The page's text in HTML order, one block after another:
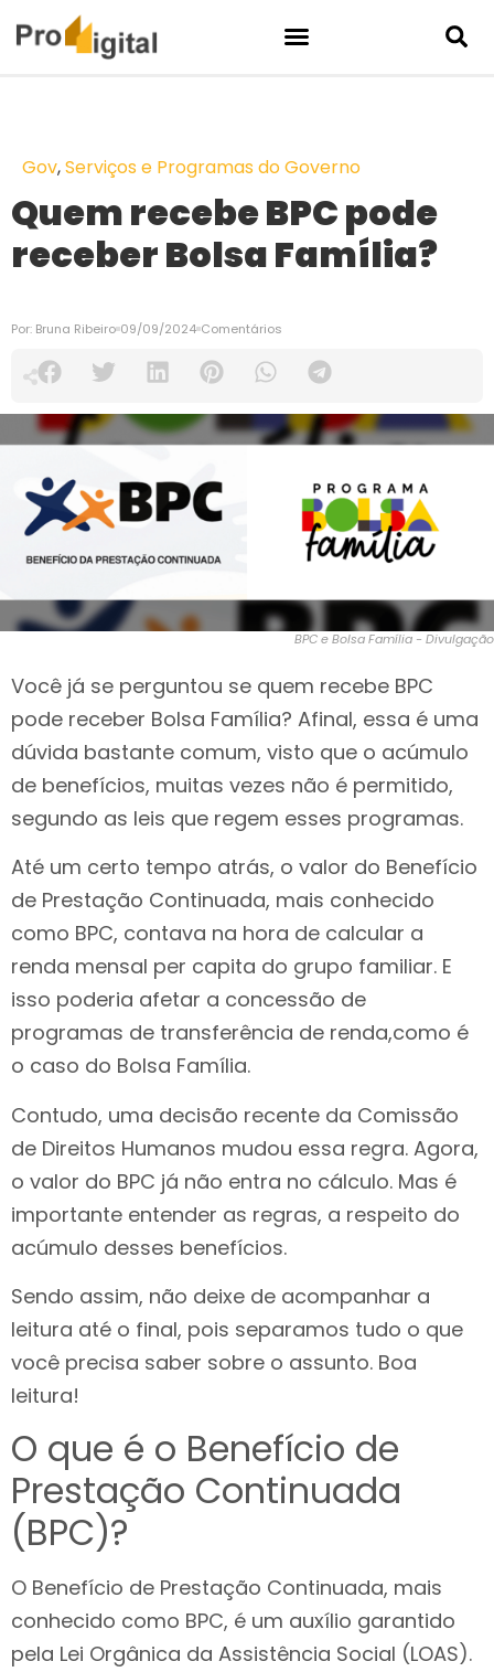
Gov,Serviços e Programas do Governo
Quem recebe BPC pode
receber Bolsa Família?
Por: Bruna Ribeiro 09/09/2024 Comentários
BPC e Bolsa Família - Divulgação
Você já se perguntou se quem recebe BPC
pode receber Bolsa Família? Afinal, essa é uma
dúvida bastante comum, visto que o acúmulo
de benefícios, muitas vezes não é permitido,
segundo as leis que regem esses programas.
Até um certo tempo atrás, o valor do Benefício
de Prestação Continuada, mais conhecido
como BPC, contava na hora de calcular a
renda mensal per capita do grupo familiar. E
isso poderia afetar a concessão de
programas de transferência de renda,como é
o caso do Bolsa Família.
Contudo, uma decisão recente da Comissão
de Direitos Humanos mudou essa regra. Agora,
o valor do BPC já não entra no cálculo. Mas é
importante entender as regras, a respeito do
acúmulo desses benefícios.
Sendo assim, não deixe de acompanhar a
leitura até o final, pois separamos tudo o que
você precisa saber sobre o assunto. Boa
leitura!
O que é o Benefício de
Prestação Continuada
(BPC)?
O Benefício de Prestação Continuada, mais
conhecido como BPC, é um auxílio garantido
pela Lei Orgânica da Assistência Social (LOAS).